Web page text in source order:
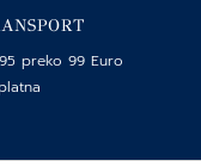
preko 99 Euro